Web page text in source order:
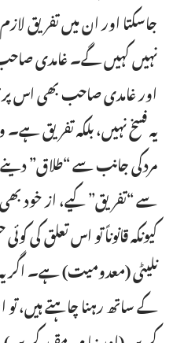
جاسکتا اور ان میں تفریق
نہیں کہیں گے۔ غامدی
اور غامدی صاحب بھی اس پر
یہ فسخ نہیں، بلکہ تفریق
مردکی جانب سے “طلاق”
سے “تفریق” کیے، از خود
کیونکہ قانوناً تو اس تعلق کی
نلیٹی (معدومیت) ہے۔
کے ساتھ رہنا چاہتے ہیں، تو